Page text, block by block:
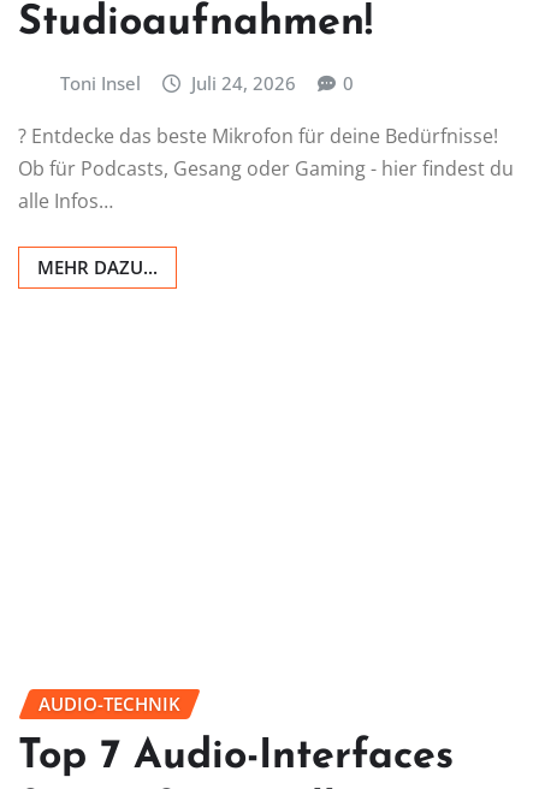
Studioaufnahmen!
Toni Insel Juli 24, 2026 0
? Entdecke das beste Mikrofon für deine Bedürfnisse!
Ob für Podcasts, Gesang oder Gaming - hier findest du
alle Infos…
MEHR DAZU...
AUDIO-TECHNIK
Top 7 Audio-Interfaces